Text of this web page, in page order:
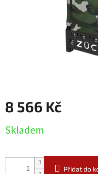
8 566 Kč
cena:
Skladem
Přidat do